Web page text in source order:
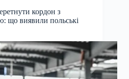
кордон з
що виявили польські